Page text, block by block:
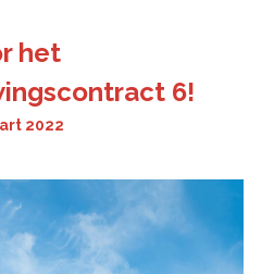
het
6!
2022